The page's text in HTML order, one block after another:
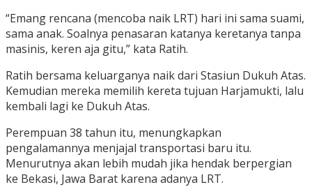
“Emang rencana (mencoba naik LRT) hari ini sama suami,
sama anak. Soalnya penasaran katanya keretanya tanpa
masinis, keren aja gitu,” kata Ratih.
Ratih bersama keluarganya naik dari Stasiun Dukuh Atas.
Kemudian mereka memilih kereta tujuan Harjamukti, lalu
kembali lagi ke Dukuh Atas.
Perempuan 38 tahun itu, menungkapkan
pengalamannya menjajal transportasi baru itu.
Menurutnya akan lebih mudah jika hendak berpergian
ke Bekasi, Jawa Barat karena adanya LRT.